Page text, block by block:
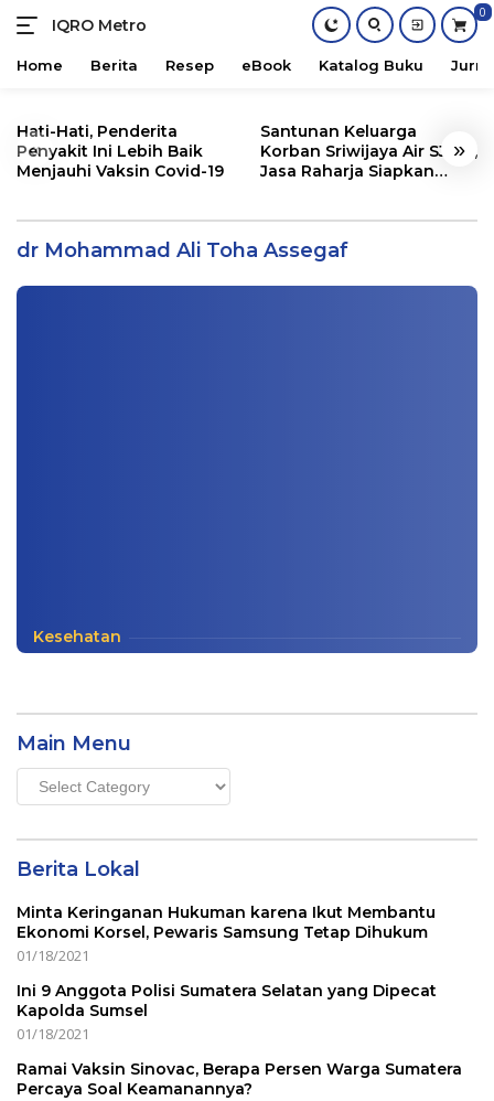
content
IQRO Metro
Lets
Bright
0
Home Berita Resep eBook Katalog Buku
« »
Hati-Hati, Penderita
Penyakit Ini Lebih Baik
Menjauhi Vaksin Covid-19
Santunan Keluarga
Korban Sriwijaya Air SJ182,
Jasa Raharja Siapkan
dr Mohammad Ali Toha Assegaf
Mohammad Ali Toha Assegaf
Buku| 04/02/2024
Kesehatan
Main Menu
Main
Menu
Berita Lokal
Minta Keringanan Hukuman karena Ikut Membantu
Ekonomi Korsel, Pewaris Samsung Tetap Dihukum
01/18/2021
Ini 9 Anggota Polisi Sumatera Selatan yang Dipecat
Kapolda Sumsel
01/18/2021
Ramai Vaksin Sinovac, Berapa Persen Warga Sumatera
Percaya Soal Keamanannya?